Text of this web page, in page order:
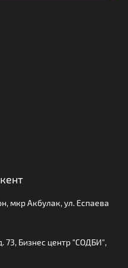
мкр Акбулак, ул. Еспаева
73, Бизнес центр "СОДБИ",